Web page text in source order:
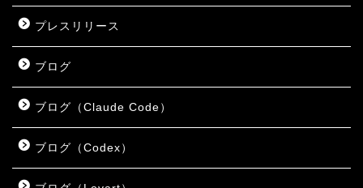
プレスリリース
ブログ
ブログ（Claude Code）
ブログ（Codex）